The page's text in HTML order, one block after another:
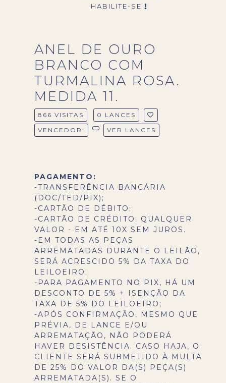
HABILITE-SE
ANEL DE OURO
BRANCO COM
TURMALINA ROSA.
MEDIDA 11.
866 VISITAS
0 LANCES
VENCEDOR:
VER LANCES
PAGAMENTO:
-TRANSFERÊNCIA BANCÁRIA
(DOC/TED/PIX);
-CARTÃO DE DÉBITO;
-CARTÃO DE CRÉDITO: QUALQUER
VALOR - EM ATÉ 10X SEM JUROS.
-EM TODAS AS PEÇAS
ARREMATADAS DURANTE O LEILÃO,
SERÁ ACRESCIDO 5% DA TAXA DO
LEILOEIRO;
-PARA PAGAMENTO NO PIX, HÁ UM
DESCONTO DE 5% + ISENÇÃO DA
TAXA DE 5% DO LEILOEIRO;
-APÓS CONFIRMAÇÃO, MESMO QUE
PRÉVIA, DE LANCE E/OU
ARREMATAÇÃO, NÃO PODERÁ
HAVER DESISTÊNCIA. CASO HAJA, O
CLIENTE SERÁ SUBMETIDO À MULTA
DE 25% DO VALOR DA(S) PEÇA(S)
ARREMATADA(S). SE O